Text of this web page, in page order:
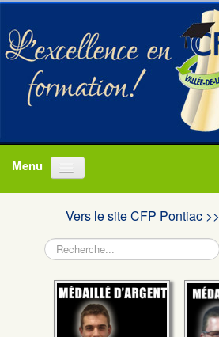
Programmes
Actualités
Nous joindre
Vers le site CFP Pontiac >>
Rechercher